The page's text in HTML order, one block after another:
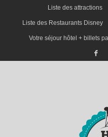
Liste des attractions
Liste des Restaurants Disney
Votre séjour hôtel + billets